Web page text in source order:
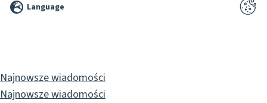
2026 Language
Najnowsze wiadomości
Najnowsze wiadomości